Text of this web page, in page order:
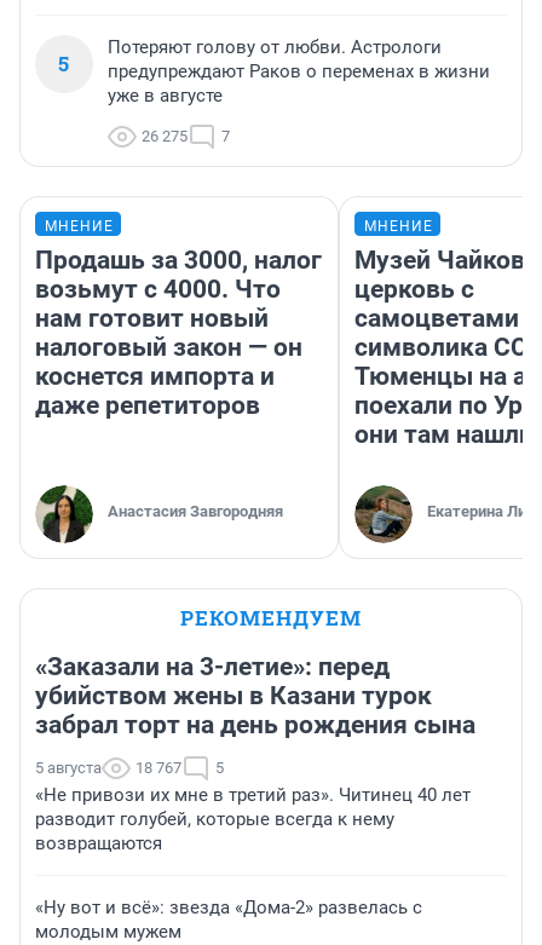
5
Потеряют голову от любви. Астрологи
предупреждают Раков о переменах в жизни
уже в августе
26 275 7
МНЕНИЕ
Продашь за 3000, налог
возьмут с 4000. Что
нам готовит новый
налоговый закон — он
коснется импорта и
даже репетиторов
Анастасия Завгородняя
МНЕНИЕ
Музей
церковь с
самоцветами
символика
Тюменцы на
поехали по
они там нашли
Екатерина
РЕКОМЕНДУЕМ
«Заказали на 3-летие»: перед
убийством жены в Казани турок
забрал торт на день рождения сына
5 августа 18 767 5
«Не привози их мне в третий раз». Читинец 40 лет
разводит голубей, которые всегда к нему
возвращаются
«Ну вот и всё»: звезда «Дома-2» развелась с
молодым мужем